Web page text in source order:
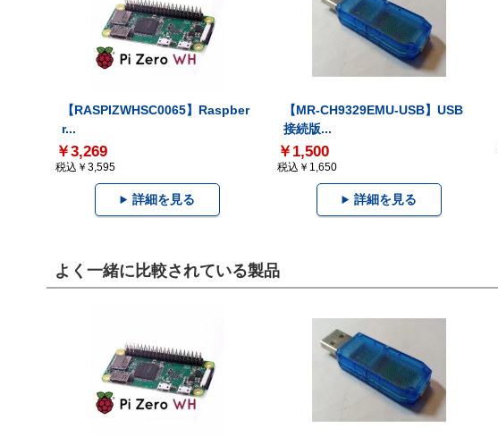
【RASPIZWHSC0065】Raspber
r...
￥3,269
税込￥3,595
詳細を見る
【MR-CH9329EMU-USB】USB
接続版...
￥1,500
税込￥1,650
詳細を見る
よく一緒に比較されている製品